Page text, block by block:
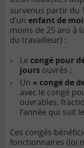
survenus partir du 1
d’un enfant de
moins de 25 ans à
du travailleur) :
Le congé pour
jours ouvrés ;
Un « congé de
avec le congé
ouvrables,
l’année qui suit
Ces congés
fonctionnaires (loi